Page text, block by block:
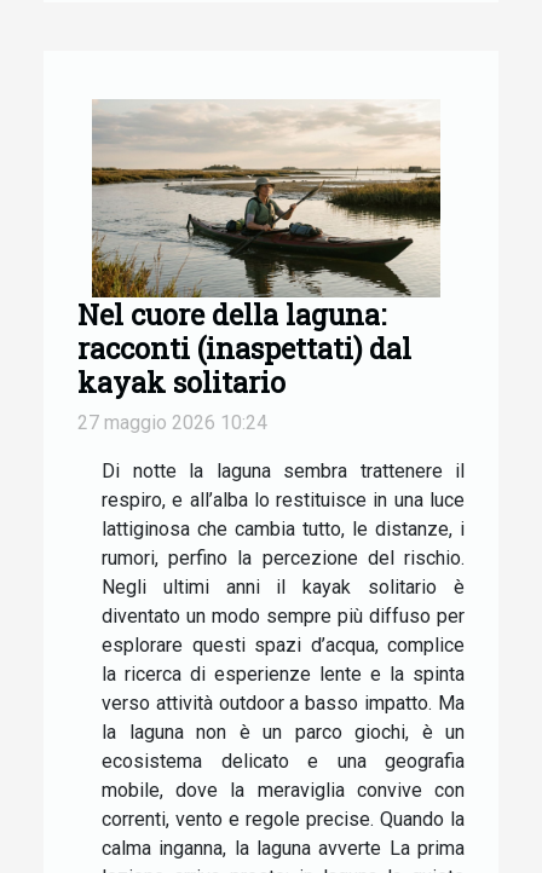
Nel cuore della laguna:
racconti (inaspettati) dal
kayak solitario
27 maggio 2026 10:24
Di notte la laguna sembra trattenere il
respiro, e all’alba lo restituisce in una luce
lattiginosa che cambia tutto, le distanze, i
rumori, perfino la percezione del rischio.
Negli ultimi anni il kayak solitario è
diventato un modo sempre più diffuso per
esplorare questi spazi d’acqua, complice
la ricerca di esperienze lente e la spinta
verso attività outdoor a basso impatto. Ma
la laguna non è un parco giochi, è un
ecosistema delicato e una geografia
mobile, dove la meraviglia convive con
correnti, vento e regole precise. Quando la
calma inganna, la laguna avverte La prima